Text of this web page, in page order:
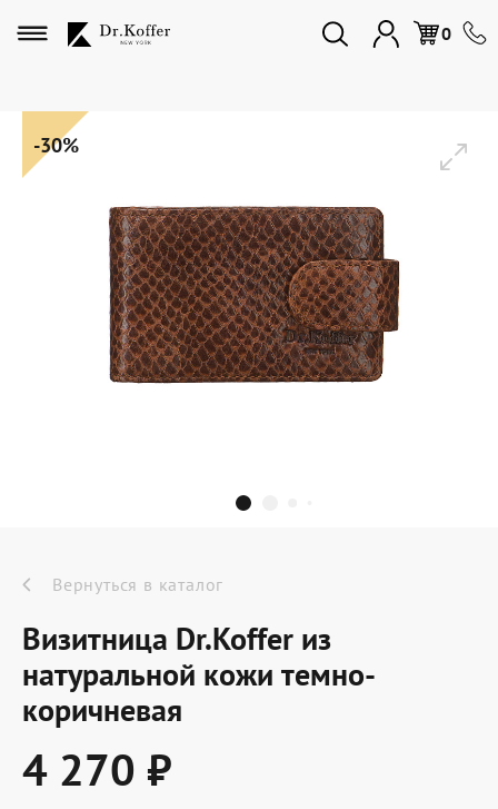
0
Избранное
Дорожная коллекция
Мужская коллекция
Женская коллекция
Подарки и сувениры
Dr.Koffer Outlet
Новинки
Акции
-30%
Вернуться в каталог
Визитница Dr.Koffer из
натуральной кожи темно-
коричневая
4 270 ₽